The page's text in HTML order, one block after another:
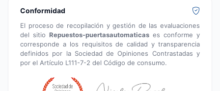
Conformidad
El proceso de recopilación y gestión de las evaluaciones
del sitio Repuestos-puertasautomaticas es conforme y
corresponde a los requisitos de calidad y transparencia
definidos por la Sociedad de Opiniones Contrastadas y
por el Artículo L111-7-2 del Código de consumo.